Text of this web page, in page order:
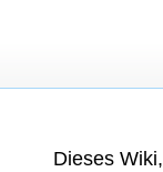
Dieses Wiki,